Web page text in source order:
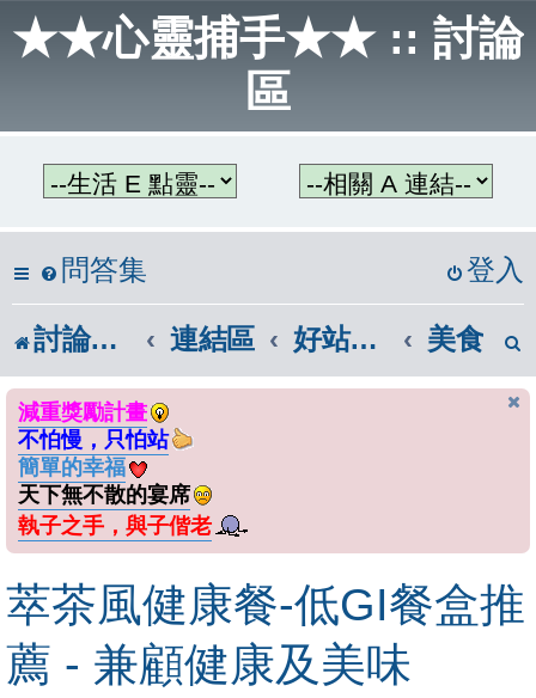
★★心靈捕手★★ :: 討論
區
問答集 登入
討論區首頁 連結區 好站連結 美食
減重獎勵計畫
不怕慢，只怕站
簡單的幸福
天下無不散的宴席
執子之手，與子偕老
萃茶風健康餐-低GI餐盒推
薦 - 兼顧健康及美味